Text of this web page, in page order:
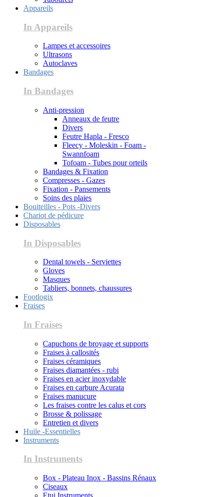
Appareils
In Appareils
Lampes et accessoires
Ultrasons
Autoclaves
Bandages
In Bandages
Anti-pression
Anneaux de feutre
Divers
Feutre Hapla - Fresco
Fleecy - Moleskin - Foam -
Swannfoam
Tofoam - Tubes pour orteils
Bandages & Fixation
Compresses - Gazes
Fixation - Pansements
Soins des plaies
Bouiteilles - Pots -Divers
Chariot de pédicure
Disposables
In Disposables
Dental towels - Serviettes
Gloves
Masques
Tabliers, bonnets, chaussures
Footlogix
Fraises
In Fraises
Capuchons de broyage et supports
Fraises à callosités
Fraises céramiques
Fraises diamantées - rubi
Fraises en acier inoxydable
Fraises en carbure Acurata
Fraises manucure
Les fraises contre les calus et cors
Brosse & polissage
Entretien et divers
Huile -Essentielles
Instruments
In Instruments
Box - Plateau Inox - Bassins Rénaux
Ciseaux